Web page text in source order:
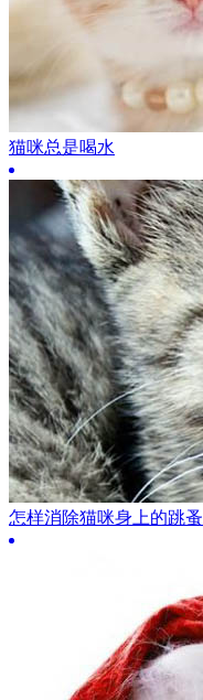
猫咪总是喝水
怎样消除猫咪身上的跳蚤